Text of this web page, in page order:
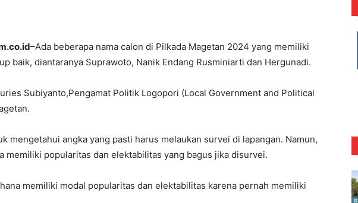
–Ada beberapa nama calon di Pilkada Magetan 2024 yang memiliki
baik, diantaranya Suprawoto, Nanik Endang Rusminiarti dan Hergunadi.
Subiyanto,Pengamat Politik Logopori (Local Government and Political
mengetahui angka yang pasti harus melaukan survei di lapangan. Namun,
memiliki popularitas dan elektabilitas yang bagus jika disurvei.
memiliki modal popularitas dan elektabilitas karena pernah memiliki